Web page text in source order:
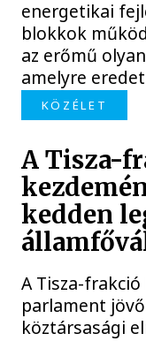
energetikai
blokkok
az erőmű
amelyre
KÖZÉLET
A Tisza-
kedden
A Tisza-
parlament
köztársasági